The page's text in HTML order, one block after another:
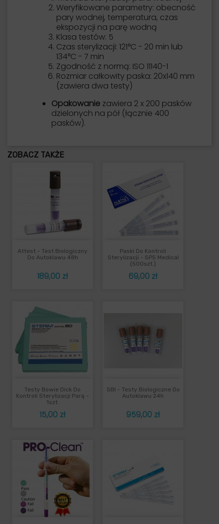
Weryfikowane parametry: obecność
pary wodnej, temperatura, czas
ekspozycji na parę wodną
Klasa testów: 5
Czas sterylizacji: 121°C - 20 min lub
134°C - 7 min
Zgodność z normą: ISO 11140-1
Rozmiar całkowity paska: 20x140 mm
(zawiera dwa testy)
Opakowanie zawiera 2 x 200 pasków
dzielonych na pół (łącznie 400
pasków).
ZOBACZ TAKŻE
Attest - Test Biologiczny
Do Autoklawu 48h
Cena
189,00 zł
Paski Do Kontroli
Sterylizacji - SPS Medical
(500szt.)
Cena
69,00 zł
Testy Bowie Dick Do
Kontroli Sterylizacji Parą -
1szt.
Cena
15,00 zł
SBI - Testy Biologiczne Do
Autoklawu 24h
Cena
959,00 zł